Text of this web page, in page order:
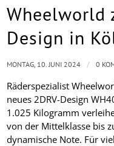
Wheelworld
Design in
Räderspezialist
neues 2DRV-Design
1.025 Kilogramm
von der Mittelklasse bis
dynamische Note. Für
MONTAG, 10. JUNI 2024 / 0